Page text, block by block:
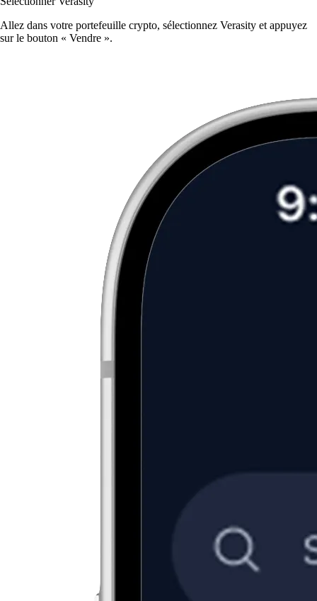
Allez dans votre portefeuille crypto, sélectionnez Verasity et appuyez
sur le bouton « Vendre ».